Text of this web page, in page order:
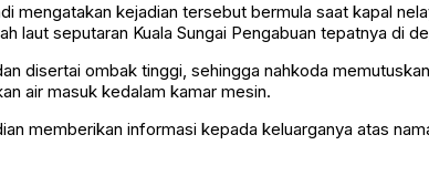
mengatakan kejadian tersebut bermula saat kapal
laut seputaran Kuala Sungai Pengabuan tepatnya di
disertai ombak tinggi, sehingga nahkoda
air masuk kedalam kamar mesin.
memberikan informasi kepada keluarganya atas